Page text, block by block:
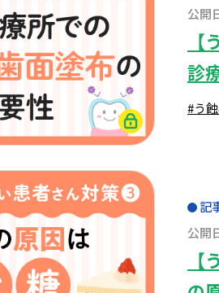
公開
診
#う蝕
記
公開